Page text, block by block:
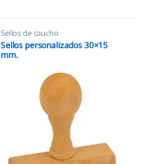
Sellos de caucho
Sellos personalizados 30×15
mm.